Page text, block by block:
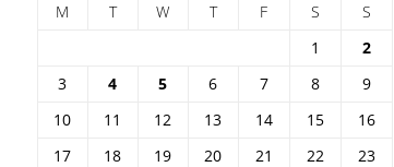
M
T W T F S
S
1
2
3
4 5 6 7 8
9
10
11 12 13 14 15
16
17
18 19 20 21 22
23